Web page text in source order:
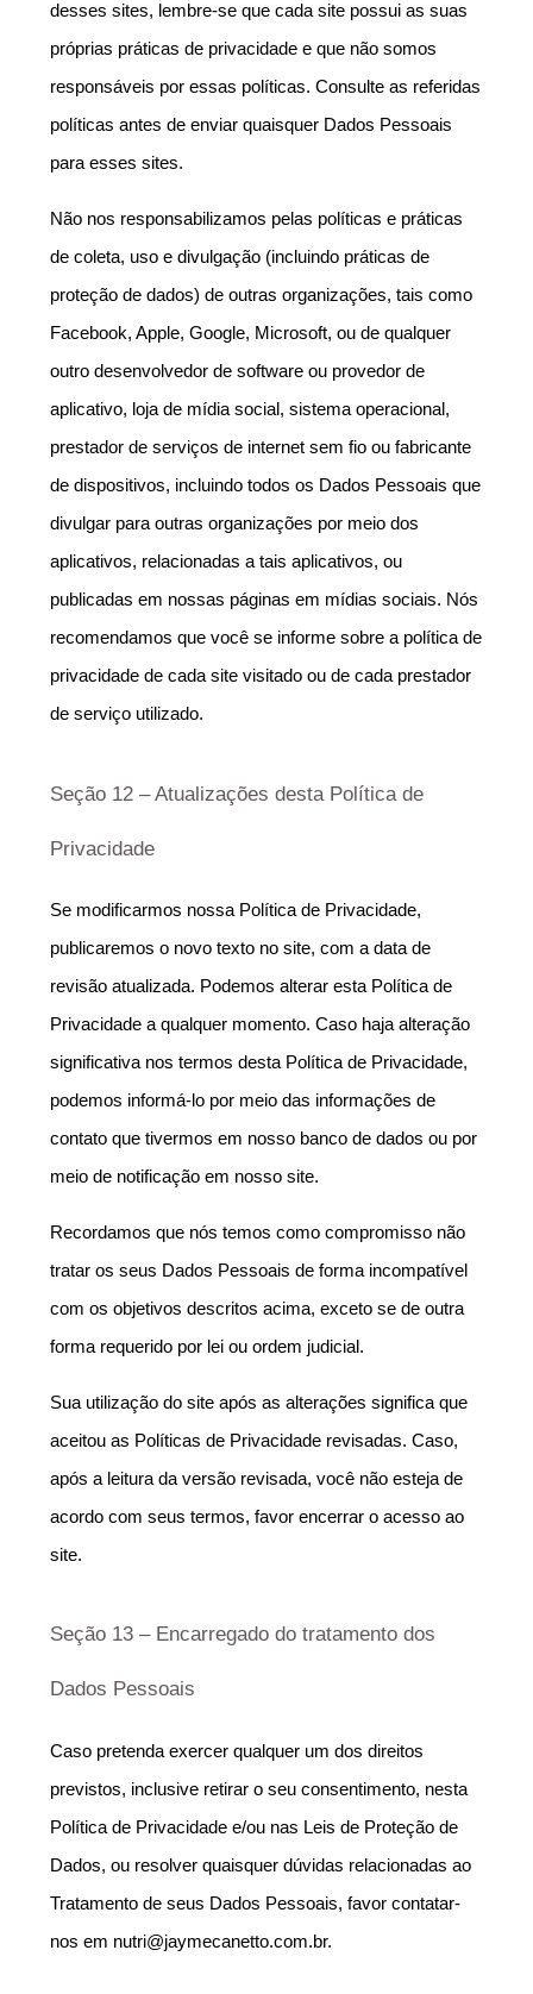
desses sites, lembre-se que cada site possui as suas
próprias práticas de privacidade e que não somos
responsáveis por essas políticas. Consulte as referidas
políticas antes de enviar quaisquer Dados Pessoais
para esses sites.
Não nos responsabilizamos pelas políticas e práticas
de coleta, uso e divulgação (incluindo práticas de
proteção de dados) de outras organizações, tais como
Facebook, Apple, Google, Microsoft, ou de qualquer
outro desenvolvedor de software ou provedor de
aplicativo, loja de mídia social, sistema operacional,
prestador de serviços de internet sem fio ou fabricante
de dispositivos, incluindo todos os Dados Pessoais que
divulgar para outras organizações por meio dos
aplicativos, relacionadas a tais aplicativos, ou
publicadas em nossas páginas em mídias sociais. Nós
recomendamos que você se informe sobre a política de
privacidade de cada site visitado ou de cada prestador
de serviço utilizado.
Seção 12 – Atualizações desta Política de
Privacidade
Se modificarmos nossa Política de Privacidade,
publicaremos o novo texto no site, com a data de
revisão atualizada. Podemos alterar esta Política de
Privacidade a qualquer momento. Caso haja alteração
significativa nos termos desta Política de Privacidade,
podemos informá-lo por meio das informações de
contato que tivermos em nosso banco de dados ou por
meio de notificação em nosso site.
Recordamos que nós temos como compromisso não
tratar os seus Dados Pessoais de forma incompatível
com os objetivos descritos acima, exceto se de outra
forma requerido por lei ou ordem judicial.
Sua utilização do site após as alterações significa que
aceitou as Políticas de Privacidade revisadas. Caso,
após a leitura da versão revisada, você não esteja de
acordo com seus termos, favor encerrar o acesso ao
site.
Seção 13 – Encarregado do tratamento dos
Dados Pessoais
Caso pretenda exercer qualquer um dos direitos
previstos, inclusive retirar o seu consentimento, nesta
Política de Privacidade e/ou nas Leis de Proteção de
Dados, ou resolver quaisquer dúvidas relacionadas ao
Tratamento de seus Dados Pessoais, favor contatar-
nos em nutri@jaymecanetto.com.br.